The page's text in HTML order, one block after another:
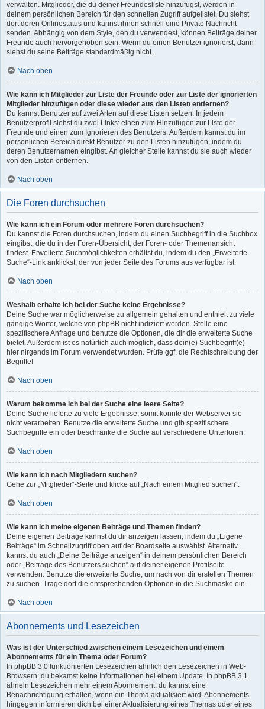
verwalten. Mitglieder, die du deiner Freundesliste hinzufügst, werden in
deinem persönlichen Bereich für den schnellen Zugriff aufgelistet. Du siehst
dort deren Onlinestatus und kannst ihnen schnell eine Private Nachricht
senden. Abhängig von dem Style, den du verwendest, können Beiträge deiner
Freunde auch hervorgehoben sein. Wenn du einen Benutzer ignorierst, dann
siehst du seine Beiträge standardmäßig nicht.
Nach oben
Wie kann ich Mitglieder zur Liste der Freunde oder zur Liste der ignorierten
Mitglieder hinzufügen oder diese wieder aus den Listen entfernen?
Du kannst Benutzer auf zwei Arten auf diese Listen setzen: In jedem
Benutzerprofil siehst du zwei Links: einen zum Hinzufügen zur Liste der
Freunde und einen zum Ignorieren des Benutzers. Außerdem kannst du im
persönlichen Bereich direkt Benutzer zu den Listen hinzufügen, indem du
deren Benutzernamen eingibst. An gleicher Stelle kannst du sie auch wieder
von den Listen entfernen.
Nach oben
Die Foren durchsuchen
Wie kann ich ein Forum oder mehrere Foren durchsuchen?
Du kannst die Foren durchsuchen, indem du einen Suchbegriff in die Suchbox
eingibst, die du in der Foren-Übersicht, der Foren- oder Themenansicht
findest. Erweiterte Suchmöglichkeiten erhältst du, indem du den „Erweiterte
Suche“-Link anklickst, der von jeder Seite des Forums aus verfügbar ist.
Nach oben
Weshalb erhalte ich bei der Suche keine Ergebnisse?
Deine Suche war möglicherweise zu allgemein gehalten und enthielt zu viele
gängige Wörter, welche von phpBB nicht indiziert werden. Stelle eine
spezifischere Anfrage und benutze die Optionen, die dir die erweiterte Suche
bietet. Außerdem ist es natürlich auch möglich, dass dein(e) Suchbegriff(e)
hier nirgends im Forum verwendet wurden. Prüfe ggf. die Rechtschreibung der
Begriffe!
Nach oben
Warum bekomme ich bei der Suche eine leere Seite?
Deine Suche lieferte zu viele Ergebnisse, somit konnte der Webserver sie
nicht verarbeiten. Benutze die erweiterte Suche und gib spezifischere
Suchbegriffe ein oder beschränke die Suche auf verschiedene Unterforen.
Nach oben
Wie kann ich nach Mitgliedern suchen?
Gehe zur „Mitglieder“-Seite und klicke auf „Nach einem Mitglied suchen“.
Nach oben
Wie kann ich meine eigenen Beiträge und Themen finden?
Deine eigenen Beiträge kannst du dir anzeigen lassen, indem du „Eigene
Beiträge“ im Schnellzugriff oben auf der Boardseite auswählst. Alternativ
kannst du auch „Deine Beiträge anzeigen“ in deinem persönlichen Bereich
oder „Beiträge des Benutzers suchen“ auf deiner eigenen Profilseite
verwenden. Benutze die erweiterte Suche, um nach von dir erstellen Themen
zu suchen. Trage dort die entsprechenden Optionen in die Suchmaske ein.
Nach oben
Abonnements und Lesezeichen
Was ist der Unterschied zwischen einem Lesezeichen und einem
Abonnements für ein Thema oder Forum?
In phpBB 3.0 funktionierten Lesezeichen ähnlich den Lesezeichen in Web-
Browsern: du bekamst keine Informationen bei einem Update. In phpBB 3.1
ähneln Lesezeichen mehr einem Abonnement: du kannst eine
Benachrichtigung erhalten, wenn ein Thema aktualisiert wird. Abonnements
hingegen informieren dich bei einer Aktualisierung eines Themas oder eines